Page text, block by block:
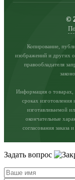
©
Копирование,
изображений и других
правообладателя
Информация о товарах,
сроках изготовления
изготавливаемой
окончательные
согласования заказа
Задать вопрос